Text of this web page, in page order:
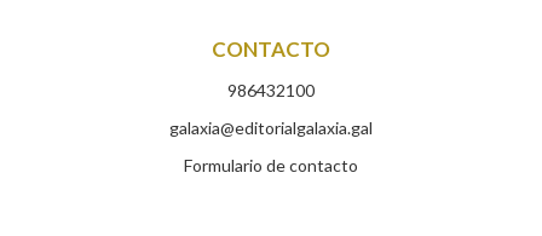
CONTACTO
986432100
galaxia@editorialgalaxia.gal
Formulario de contacto